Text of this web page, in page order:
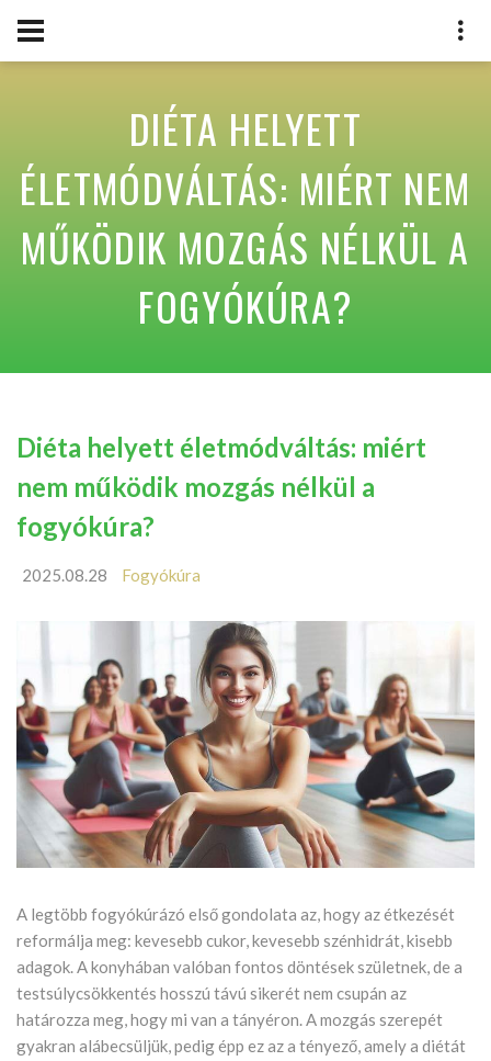
DIÉTA HELYETT
ÉLETMÓDVÁLTÁS: MIÉRT NEM
MŰKÖDIK MOZGÁS NÉLKÜL A
FOGYÓKÚRA?
Diéta helyett életmódváltás: miért
nem működik mozgás nélkül a
fogyókúra?
2025.08.28 Fogyókúra
A legtöbb fogyókúrázó első gondolata az, hogy az étkezését
reformálja meg: kevesebb cukor, kevesebb szénhidrát, kisebb
adagok. A konyhában valóban fontos döntések születnek, de a
testsúlycsökkentés hosszú távú sikerét nem csupán az
határozza meg, hogy mi van a tányéron. A mozgás szerepét
gyakran alábecsüljük, pedig épp ez az a tényező, amely a diétát